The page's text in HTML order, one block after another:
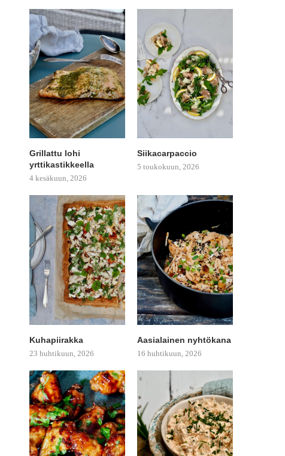
Grillattu lohi
yrttikastikkeella
4 kesäkuun, 2026
Siikacarpaccio
5 toukokuun, 2026
Kuhapiirakka
23 huhtikuun, 2026
Aasialainen nyhtökana
16 huhtikuun, 2026